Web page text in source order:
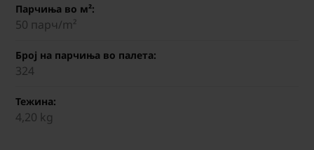
Парчиња во м²:
50 парч/m²
Број на парчиња во палета:
324
Тежина:
4,20 kg